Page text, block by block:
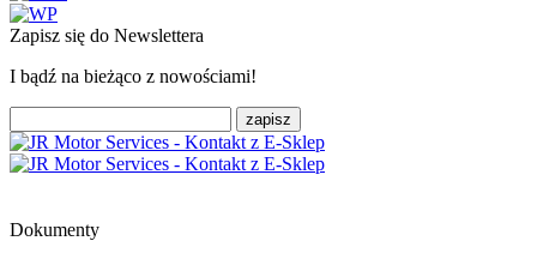
Zapisz się do Newslettera
I bądź na bieżąco z nowościami!
Dokumenty